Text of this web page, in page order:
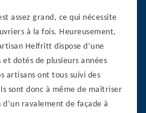
assez grand, ce qui nécessite
à la fois. Heureusement,
Helfritt dispose d’une
dotés de plusieurs années
artisans ont tous suivi des
sont donc à même de maîtriser
ravalement de façade à